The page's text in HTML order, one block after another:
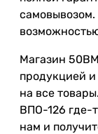
самовывозом.
Магазин
продукцией
на все
ВПО-126 где-
нам и